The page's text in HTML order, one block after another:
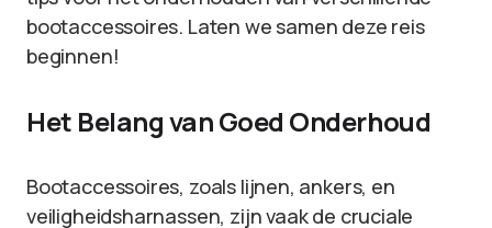
bootaccessoires. Laten we samen deze reis
beginnen!
Het Belang van Goed Onderhoud
Bootaccessoires, zoals lijnen, ankers, en
veiligheidsharnassen, zijn vaak de cruciale